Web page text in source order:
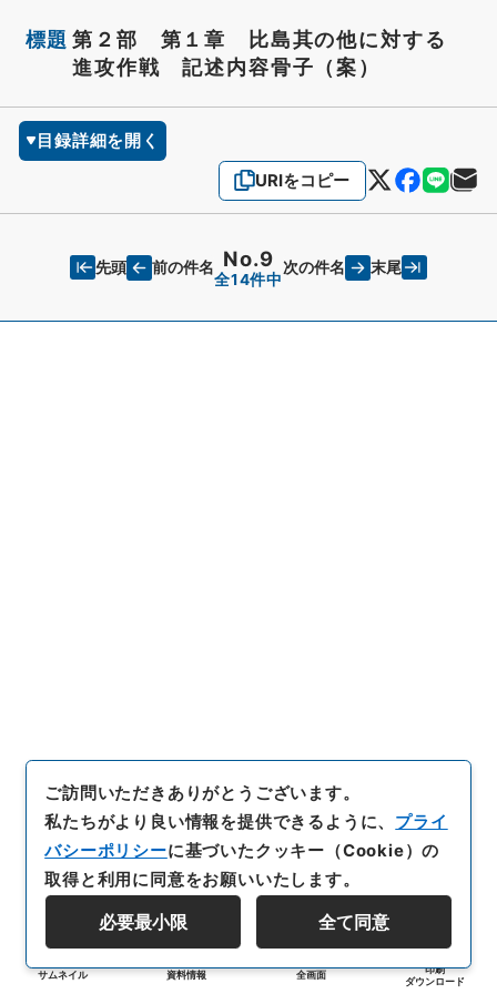
標題 第２部 第１章 比島其の他に対する
進攻作戦 記述内容骨子（案）
目録詳細を開く
URIをコピー
先頭 前の件名 No.9
全14件中
次の件名 末尾
サムネイル 資料情報 全画面
印刷
ダウンロード
ご訪問いただきありがとうございます。
私たちがより良い情報を提供できるように、 プライ
バシーポリシーに基づいたクッキー（Cookie）の
取得と利用に同意をお願いいたします。
必要最小限 全て同意